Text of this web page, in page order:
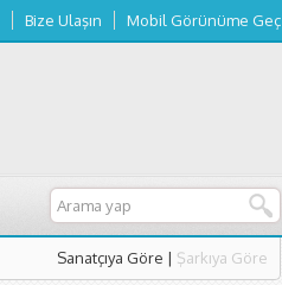
Bize Ulaşın Mobil Görünüme Geç
Sanatçıya Göre | Şarkıya Göre